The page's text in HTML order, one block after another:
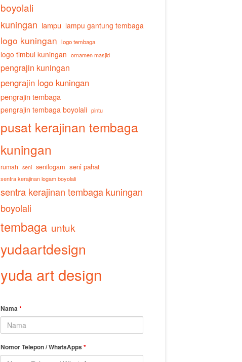
boyolali
kuningan lampu lampu gantung tembaga
logo kuningan logo tembaga
logo timbul kuningan ornamen masjid
pengrajin kuningan
pengrajin logo kuningan
pengrajin tembaga
pengrajin tembaga boyolali pintu
pusat kerajinan tembaga
kuningan
rumah seni senilogam seni pahat
sentra kerajinan logam boyolali
sentra kerajinan tembaga kuningan
boyolali
tembaga untuk
yudaartdesign
yuda art design
Nama*
Nomor Telepon / WhatsApps *